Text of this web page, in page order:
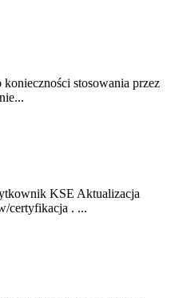
stosowania przez
KSE Aktualizacja
certyfikacja . ...